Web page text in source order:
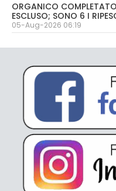
ORGANICO
ESCLUSO; SONO 6 I
05-Aug-2026 06:19